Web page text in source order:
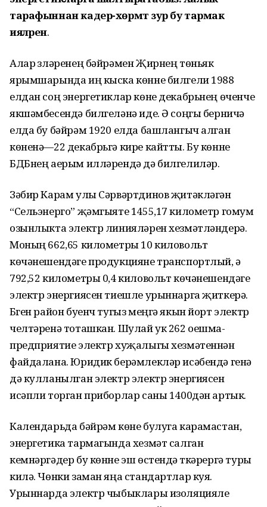
тарафыннан кадер-хөрмәт зур бу тармак
ияләренә.
Алар үзләренең бәйрәмен Җирнең төньяк
ярымшарында иң кыска көнне билгели 1988
елдан соң энергетиклар көне декабрьнең өченче
якшәмбесендә билгеләнә иде. Ә соңгы берничә
елда бу бәйрәм 1920 елда башлангыч алган
көненә—22 декабрьгә кире кайтты. Бу көнне
БДБнең аерым илләрендә дә билгелиләр.
Зәбир Карам улы Сәрвәртдинов җитәкләгән
“Сельэнерго” җәмгыяте 1455,17 километр гомум
озынлыкта электр линияләрен хезмәтләндерә.
Моның 662,65 километры 10 киловольт
көчәнешендәге продукцияне транспортлый, ә
792,52 километры 0,4 киловольт көчәнешендәге
электр энергиясен тиешле урыннарга җиткерә.
Бүген район буенч тугыз меңгә якын йорт электр
челтәренә тоташкан. Шулай ук 262 оешма-
предприятие электр хуҗалыгы хезмәтеннән
файдалана. Юридик берәмлекләр исәбендә генә
дә кулланылган электр электр энергиясен
исәпли торган приборлар саны 1400дән артык.
Календарьда бәйрәм көне булуга карамастан,
энергетика тармагында хезмәт салган
кемнәргәдер бу көнне эш өстендә үткәрергә туры
килә. Чөнки заман яңа стандартлар куя.
Урыннарда электр чыбыклары изоляцияле